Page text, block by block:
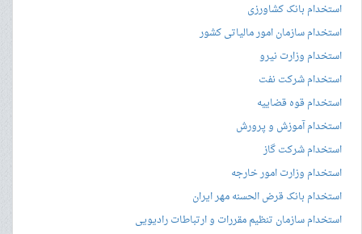
استخدام بانک کشاورزی
استخدام سازمان امور مالیاتی کشور
استخدام وزارت نیرو
استخدام شرکت نفت
استخدام قوه قضاییه
استخدام آموزش و پرورش
استخدام شرکت گاز
استخدام وزارت امور خارجه
استخدام بانک قرض الحسنه مهر ایران
استخدام سازمان تنظیم مقررات و ارتباطات رادیویی